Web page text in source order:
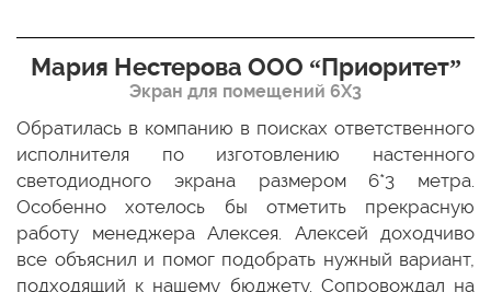
Мария Нестерова ООО “Приоритет”
Экран для помещений 6Х3
Обратилась в компанию в поисках ответственного
исполнителя по изготовлению настенного
светодиодного экрана размером 6*3 метра.
Особенно хотелось бы отметить прекрасную
работу менеджера Алексея. Алексей доходчиво
все объяснил и помог подобрать нужный вариант,
подходящий к нашему бюджету. Сопровождал на